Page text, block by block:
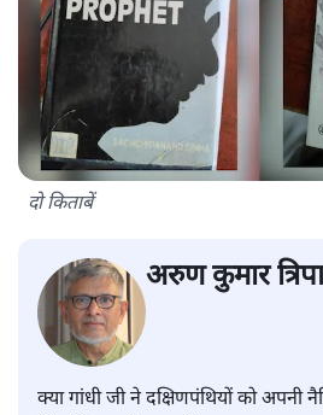
दो किताबें
अरुण कुमार
क्या गांधी जी ने दक्षिणपंथियों को